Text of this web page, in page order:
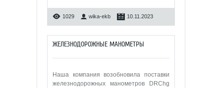
1029 wika-ekb 10.11.2023
ЖЕЛЕЗНОДОРОЖНЫЕ МАНОМЕТРЫ
Наша компания возобновила поставки
железнодорожных манометров DRChg